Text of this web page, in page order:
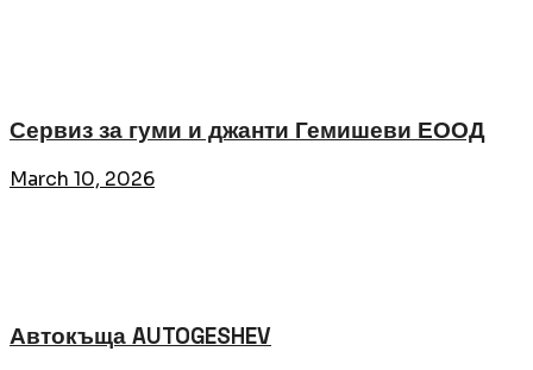
Сервиз за гуми и джанти Гемишеви ЕООД
March 10, 2026
Автокъща AUTOGESHEV